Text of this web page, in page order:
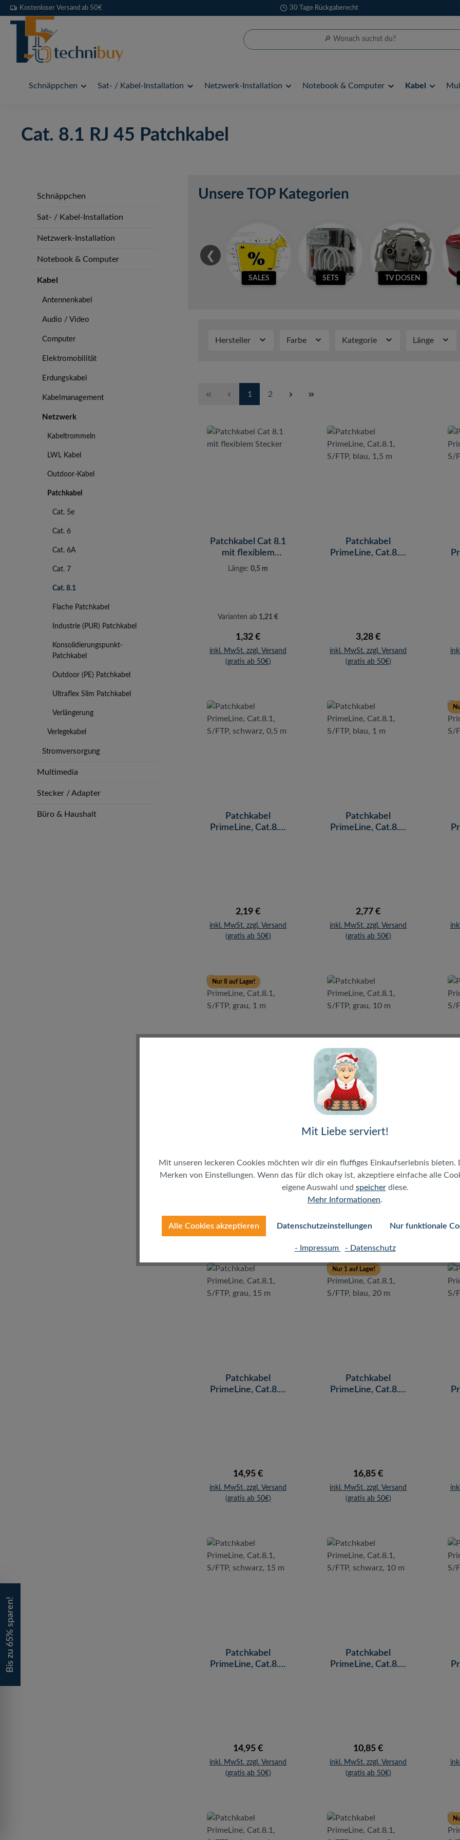
Hauptinhalt springen
Zur Suche springen
Zur Hauptnavigation springen
Kostenloser Versand ab 50€ 30 Tage Rückgaberecht
Schnäppchen Sat- / Kabel-Installation Netzwerk-Installation Notebook & Computer Kabel
Cat. 8.1 RJ 45 Patchkabel
Schnäppchen
Sat- / Kabel-Installation
Netzwerk-Installation
Notebook & Computer
Kabel
Antennenkabel
Audio / Video
Computer
Elektromobilität
Erdungskabel
Kabelmanagement
Netzwerk
Kabeltrommeln
LWL Kabel
Outdoor-Kabel
Patchkabel
Cat. 5e
Cat. 6
Cat. 6A
Cat. 7
Cat. 8.1
Flache Patchkabel
Industrie (PUR) Patchkabel
Konsolidierungspunkt-
Patchkabel
Outdoor (PE) Patchkabel
Ultraflex Slim Patchkabel
Verlängerung
Verlegekabel
Stromversorgung
Multimedia
Stecker / Adapter
Büro & Haushalt
Unsere TOP Kategorien
❮
SALES SETS TV DOSEN
Hersteller Farbe Kategorie Länge
Seite
1 Seite
2
Patchkabel Cat 8.1
mit flexiblem
Stecker
Länge:0,5 m
Varianten ab 1,21 €
Regulärer Preis:
1,32 €
inkl. MwSt. zzgl. Versand
(gratis ab 50€)
Patchkabel
PrimeLine, Cat.8.1,
Regulärer Preis:
3,28 €
inkl. MwSt. zzgl. Versand
(gratis ab 50€)
Patchkabel
PrimeLine, Cat.8.1,
Regulärer Preis:
2,19 €
inkl. MwSt. zzgl. Versand
(gratis ab 50€)
Patchkabel
PrimeLine, Cat.8.1,
Regulärer Preis:
2,77 €
inkl. MwSt. zzgl. Versand
(gratis ab 50€)
Nur 8 auf Lager!
(gratis ab 50€)
Patchkabel
PrimeLine, Cat.8.1,
S/FTP, grau, 10 m
Regulärer Preis:
10,85 €
(gratis ab 50€)
Patchkabel
PrimeLine, Cat.8.1,
Regulärer Preis:
14,95 €
inkl. MwSt. zzgl. Versand
(gratis ab 50€)
Nur 1 auf Lager!
Patchkabel
PrimeLine, Cat.8.1,
Regulärer Preis:
16,85 €
inkl. MwSt. zzgl. Versand
(gratis ab 50€)
Patchkabel
PrimeLine, Cat.8.1,
Regulärer Preis:
14,95 €
inkl. MwSt. zzgl. Versand
(gratis ab 50€)
Patchkabel
PrimeLine, Cat.8.1,
Regulärer Preis:
10,85 €
inkl. MwSt. zzgl. Versand
(gratis ab 50€)
Bis zu 65% sparen!
Mit Liebe serviert!
Mit unseren leckeren Cookies möchten wir dir ein fluffiges Einkaufserlebnis bieten.
Merken von Einstellungen. Wenn das für dich okay ist, akzeptiere einfache alle
eigene Auswahl und speicherdiese.
Mehr Informationen.
Alle Cookies akzeptieren Datenschutzeinstellungen Nur funktionale
- Impressum - Datenschutz